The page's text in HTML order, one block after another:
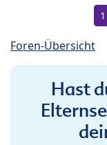
1
Foren-Übersicht
Hast